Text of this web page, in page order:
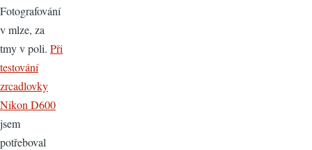
Fotografování
v mlze, za
tmy v poli. Při
testování
zrcadlovky
Nikon D600
jsem
potřeboval